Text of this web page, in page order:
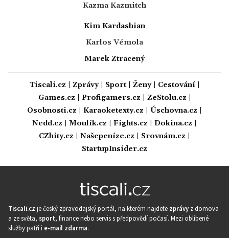
Kazma Kazmitch
Kim Kardashian
Karlos Vémola
Marek Ztracený
Tiscali.cz Zprávy| Sport| Ženy| Cestování|
Games.cz
Profigamers.cz ZeStolu.cz
Osobnosti.cz
Karaoketexty.cz Úschovna.cz
Nedd.cz
Moulík.cz Fights.cz Dokina.cz
CZhity.cz
Našepeníze.cz Srovnám.cz
StartupInsider.cz
Tiscali.cz je český zpravodajský portál, na kterém najdete zprávy z domova
a ze světa, sport, finance nebo servis s předpovědí počasí. Mezi oblíbené
služby patří i e-mail zdarma.